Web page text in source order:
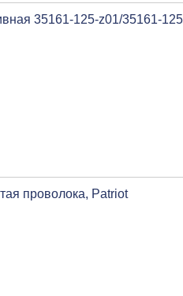
35161-125-z01/35161-
проволока, Patriot